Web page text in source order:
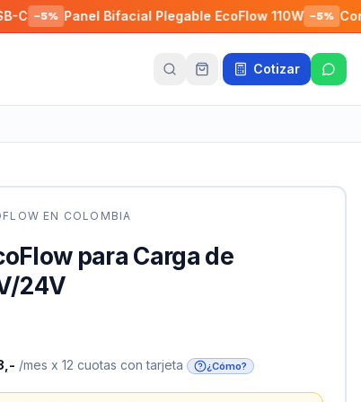
% Panel Bifacial Plegable EcoFlow 110W − 5% Conector
Cotizar
EN COLOMBIA
para Carga de
24V
/mes x 12 cuotas con tarjeta ¿Cómo?